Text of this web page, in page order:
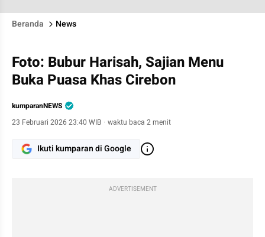
Beranda News
Foto: Bubur Harisah, Sajian Menu
Buka Puasa Khas Cirebon
kumparanNEWS
23 Februari 2026 23:40 WIB · waktu baca 2 menit
Ikuti kumparan di Google
ADVERTISEMENT